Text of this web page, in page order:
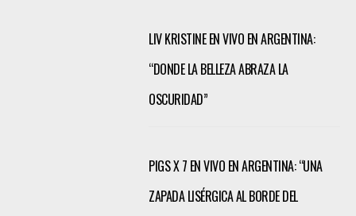
LIV KRISTINE EN VIVO EN ARGENTINA:
“DONDE LA BELLEZA ABRAZA LA
OSCURIDAD”
PIGS X 7 EN VIVO EN ARGENTINA: “UNA
ZAPADA LISÉRGICA AL BORDE DEL